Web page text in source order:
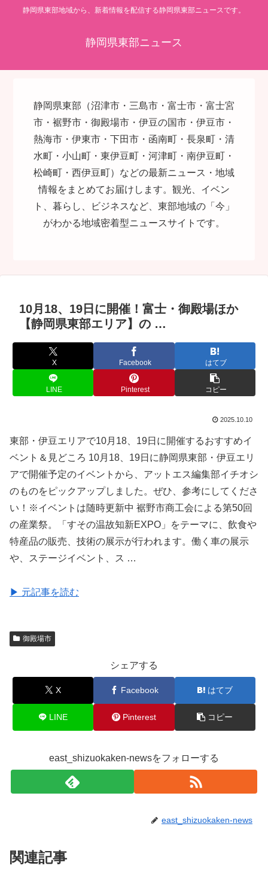
静岡県東部地域から、新着情報を配信する静岡県東部ニュースです。
静岡県東部ニュース
静岡県東部（沼津市・三島市・富士市・富士宮
市・裾野市・御殿場市・伊豆の国市・伊豆市・
熱海市・伊東市・下田市・函南町・長泉町・清
水町・小山町・東伊豆町・河津町・南伊豆町・
松崎町・西伊豆町）などの最新ニュース・地域
情報をまとめてお届けします。観光、イベン
ト、暮らし、ビジネスなど、東部地域の「今」
がわかる地域密着型ニュースサイトです。
10月18、19日に開催！富士・御殿場ほか
【静岡県東部エリア】の …
X Facebook はてブ
LINE Pinterest コピー
2025.10.10
東部・伊豆エリアで10月18、19日に開催するおすすめイ
ベント＆見どころ 10月18、19日に静岡県東部・伊豆エリ
アで開催予定のイベントから、アットエス編集部イチオシ
のものをピックアップしました。ぜひ、参考にしてくださ
い！※イベントは随時更新中 裾野市商工会による第50回
の産業祭。「すその温故知新EXPO」をテーマに、飲食や
特産品の販売、技術の展示が行われます。働く車の展示
や、ステージイベント、ス …
▶ 元記事を読む
御殿場市
シェアする
X Facebook はてブ
LINE Pinterest コピー
east_shizuokaken-newsをフォローする
east_shizuokaken-news
関連記事